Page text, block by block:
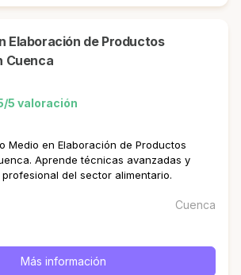
Cuenca
5 valoración
Medio en Elaboración de Productos
Aprende técnicas avanzadas y
del sector alimentario.
Cuenca
Más información